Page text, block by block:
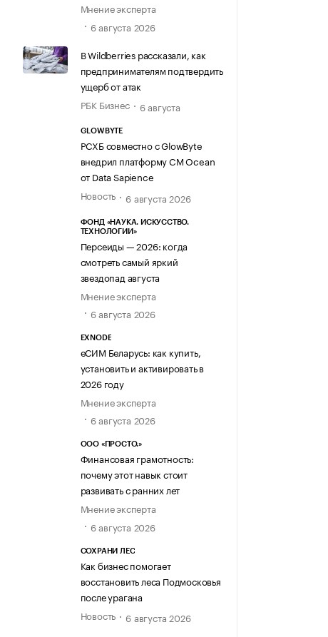
Мнение эксперта
6 августа 2026
В Wildberries рассказали, как
предпринимателям подтвердить
ущерб от атак
РБК Бизнес
6 августа
GLOWBYTE
РСХБ совместно с GlowByte
внедрил платформу CM Ocean
от Data Sapience
Новость
6 августа 2026
ФОНД «НАУКА. ИСКУССТВО.
ТЕХНОЛОГИИ»
Персеиды — 2026: когда
смотреть самый яркий
звездопад августа
Мнение эксперта
6 августа 2026
EXNODE
еСИМ Беларусь: как купить,
установить и активировать в
2026 году
Мнение эксперта
6 августа 2026
ООО «ПРОСТО.»
Финансовая грамотность:
почему этот навык стоит
развивать с ранних лет
Мнение эксперта
6 августа 2026
СОХРАНИ ЛЕС
Как бизнес помогает
восстановить леса Подмосковья
после урагана
Новость
6 августа 2026